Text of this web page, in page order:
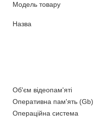
Модель товару
Назва
Об'єм відеопам'яті
Оперативна пам'ять (Gb)
Операційна система